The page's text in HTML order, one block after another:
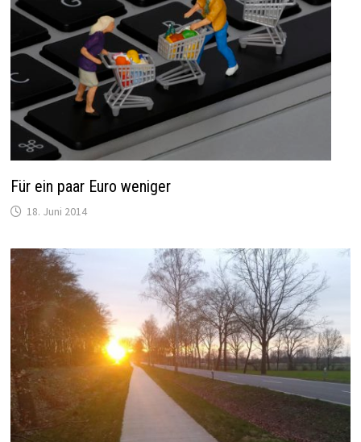
Für ein paar Euro weniger
18. Juni 2014